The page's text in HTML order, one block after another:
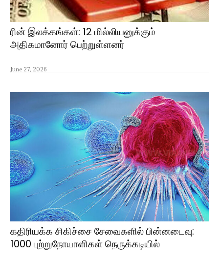
ரின் இலக்கங்கள்: 12 மில்லியனுக்கும்
அதிகமானோர் பெற்றுள்ளனர்
June 27, 2026
கதிரியக்க சிகிச்சை சேவைகளில் பின்னடைவு:
1000 புற்றுநோயாளிகள் நெருக்கடியில்